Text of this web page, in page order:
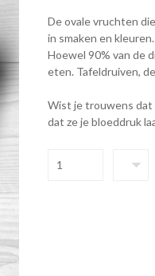
De ovale vruchten
in smaken en kleuren.
Hoewel 90% van de
eten. Tafeldruiven,
Wist je trouwens dat
dat ze je bloeddruk